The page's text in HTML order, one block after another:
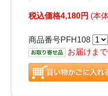
税込価格4,180円 (本
商品番号PFH108
お届けま